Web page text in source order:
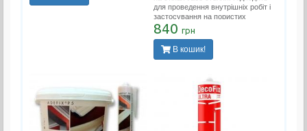
для проведення внутрішніх робіт і
застосування на пористих
поверхнях. Застосовується у
вологих приміщеннях (ванних.
басейнах, зовнішніх роботах).
Витрата тюбика на 10-12 метрів
840 грн
В кошик!